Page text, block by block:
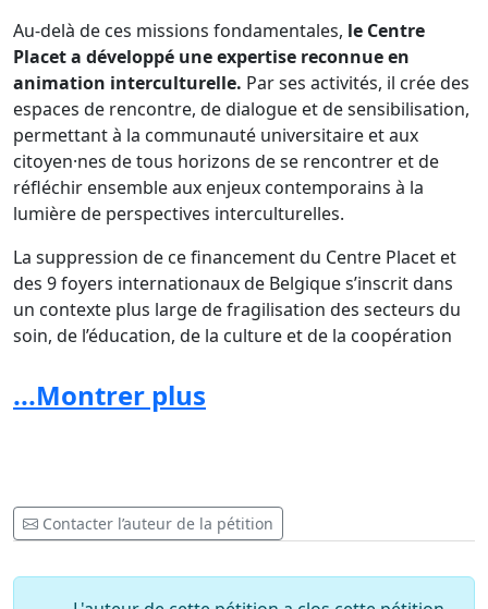
Au-delà de ces missions fondamentales, le Centre
Placet a développé une expertise reconnue en
animation interculturelle. Par ses activités, il crée des
espaces de rencontre, de dialogue et de sensibilisation,
permettant à la communauté universitaire et aux
citoyen·nes de tous horizons de se rencontrer et de
réfléchir ensemble aux enjeux contemporains à la
lumière de perspectives interculturelles.
La suppression de ce financement du Centre Placet et
des 9 foyers internationaux de Belgique s’inscrit dans
un contexte plus large de fragilisation des secteurs du
soin, de l’éducation, de la culture et de la coopération
à la place accordée à l’accueil des étudiant·es et
chercheur·es internationaux dans nos universités, ainsi
développement durable auxquels la Belgique et
l’Europe se sont engagées.
Les étudiant·es et chercheur·es internationaux·ales
...Montrer plus
Contacter l’auteur de la pétition